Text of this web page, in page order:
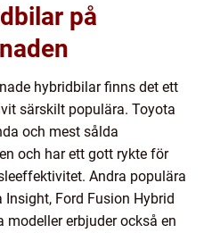
på
hybridbilar finns det ett
särskilt populära. Toyota
och mest sålda
och har ett gott rykte för
Andra populära
Ford Fusion Hybrid
modeller erbjuder också en